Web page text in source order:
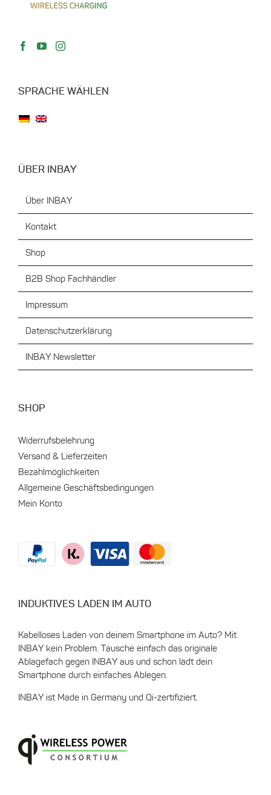
SPRACHE WÄHLEN
ÜBER INBAY
Über INBAY
Kontakt
Shop
B2B Shop Fachhändler
Impressum
Datenschutzerklärung
INBAY Newsletter
SHOP
Widerrufsbelehrung
Versand & Lieferzeiten
Bezahlmöglichkeiten
Allgemeine Geschäftsbedingungen
Mein Konto
INDUKTIVES LADEN IM AUTO
Kabelloses Laden von deinem Smartphone im Auto? Mit
INBAY kein Problem. Tausche einfach das originale
Ablagefach gegen INBAY aus und schon lädt dein
Smartphone durch einfaches Ablegen.
INBAY ist Made in Germany und Qi-zertifiziert.